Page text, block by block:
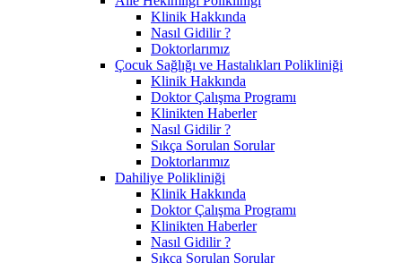
Klinik Hakkında
Nasıl Gidilir ?
Doktorlarımız
Çocuk Sağlığı ve Hastalıkları Polikliniği
Klinik Hakkında
Doktor Çalışma Programı
Klinikten Haberler
Nasıl Gidilir ?
Sıkça Sorulan Sorular
Doktorlarımız
Dahiliye Polikliniği
Klinik Hakkında
Doktor Çalışma Programı
Klinikten Haberler
Nasıl Gidilir ?
Sıkça Sorulan Sorular